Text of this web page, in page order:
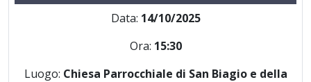
Data: 14/10/2025
Ora: 15:30
Luogo: Chiesa Parrocchiale di San Biagio e della